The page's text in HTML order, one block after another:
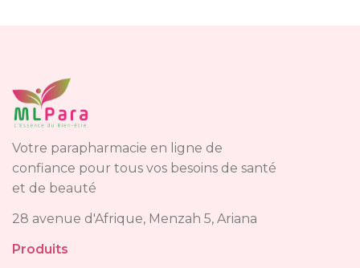
Votre parapharmacie en ligne de
confiance pour tous vos besoins de santé
et de beauté
28 avenue d'Afrique, Menzah 5, Ariana
Produits